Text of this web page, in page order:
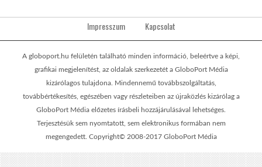
Impresszum Kapcsolat
A globoport.hu felületén található minden információ, beleértve a képi,
grafikai megjelenítést, az oldalak szerkezetét a GloboPort Média
kizárólagos tulajdona. Mindennemű továbbszolgáltatás,
továbbértékesítés, egészében vagy részleteiben az újraközlés kizárólag a
GloboPort Média előzetes írásbeli hozzájárulásával lehetséges.
Terjesztésük sem nyomtatott, sem elektronikus formában nem
megengedett. Copyright© 2008-2017 GloboPort Média